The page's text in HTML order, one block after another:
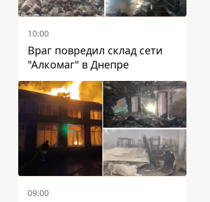
10:00
Враг повредил склад сети
"Алкомаг" в Днепре
09:00